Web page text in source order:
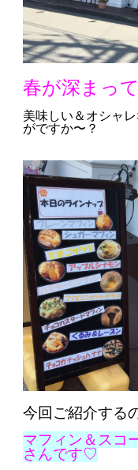
春が深まっ
美味しい＆オシャ
がですか〜？
今回ご紹介する
マフィン＆スコ
さんです♡